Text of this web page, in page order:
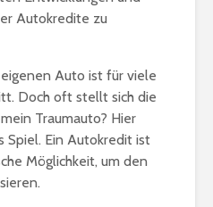
Autokredite zu
Auto ist für viele
Doch oft stellt sich die
Traumauto? Hier
Spiel. Ein Autokredit ist
Möglichkeit, um den